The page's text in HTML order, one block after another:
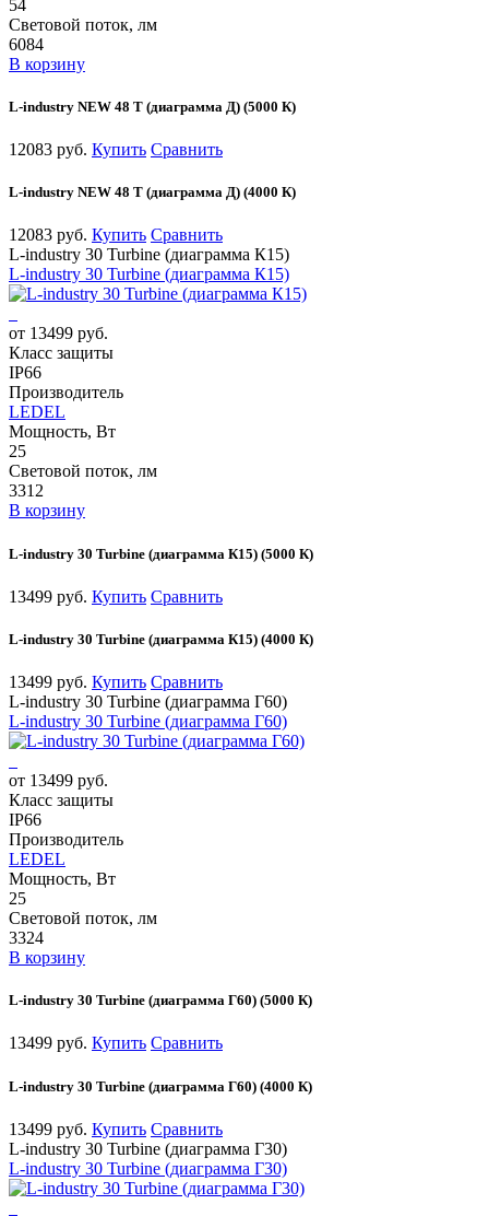
54
Световой поток, лм
6084
В корзину
L-industry NEW 48 Т (диаграмма Д) (5000 К)
12083 руб. Купить Сравнить
L-industry NEW 48 Т (диаграмма Д) (4000 К)
12083 руб. Купить Сравнить
L-industry 30 Turbine (диаграмма К15)
L-industry 30 Turbine (диаграмма К15)
от 13499 руб.
Класс защиты
IP66
Производитель
LEDEL
Мощность, Вт
25
Световой поток, лм
3312
В корзину
L-industry 30 Turbine (диаграмма К15) (5000 К)
13499 руб. Купить Сравнить
L-industry 30 Turbine (диаграмма К15) (4000 К)
13499 руб. Купить Сравнить
L-industry 30 Turbine (диаграмма Г60)
L-industry 30 Turbine (диаграмма Г60)
от 13499 руб.
Класс защиты
IP66
Производитель
LEDEL
Мощность, Вт
25
Световой поток, лм
3324
В корзину
L-industry 30 Turbine (диаграмма Г60) (5000 К)
13499 руб. Купить Сравнить
L-industry 30 Turbine (диаграмма Г60) (4000 К)
13499 руб. Купить Сравнить
L-industry 30 Turbine (диаграмма Г30)
L-industry 30 Turbine (диаграмма Г30)